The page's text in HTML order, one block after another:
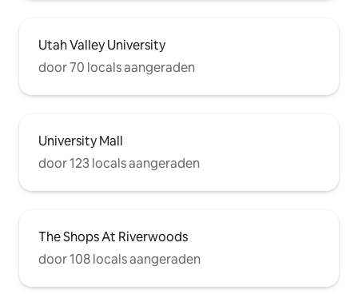
Utah Valley University
door 70 locals aangeraden
University Mall
door 123 locals aangeraden
The Shops At Riverwoods
door 108 locals aangeraden